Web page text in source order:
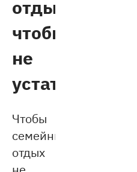
отдых,
чтобы
не
устать
Чтобы
семейный
отдых
не